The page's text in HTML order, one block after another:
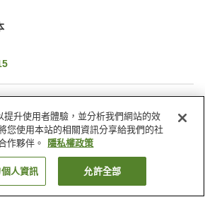
接送服務
找客房
提升使用者體驗，並分析我們網站的效
您使用本站的相關資訊分享給我們的社
作夥伴。
隱私權政策
人資訊 允許全部